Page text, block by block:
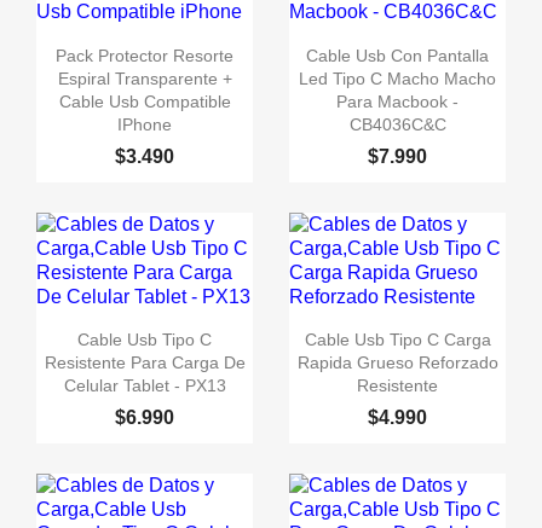
 Vista rápida
Pack Protector Resorte
Espiral Transparente +
Cable Usb Compatible
IPhone
$3.490
 Vista rápida
Cable Usb Con Pantalla
Led Tipo C Macho Macho
Para Macbook -
CB4036C&C
$7.990
 Vista rápida
Cable Usb Tipo C
Resistente Para Carga De
Celular Tablet - PX13
$6.990
 Vista rápida
Cable Usb Tipo C Carga
Rapida Grueso Reforzado
Resistente
$4.990